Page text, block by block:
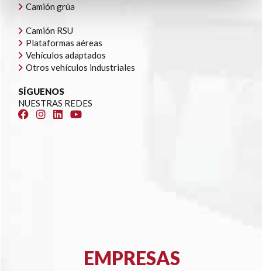
Camión grúa
Camión RSU
Plataformas aéreas
Vehículos adaptados
Otros vehículos industriales
SÍGUENOS
NUESTRAS REDES
EMPRESAS